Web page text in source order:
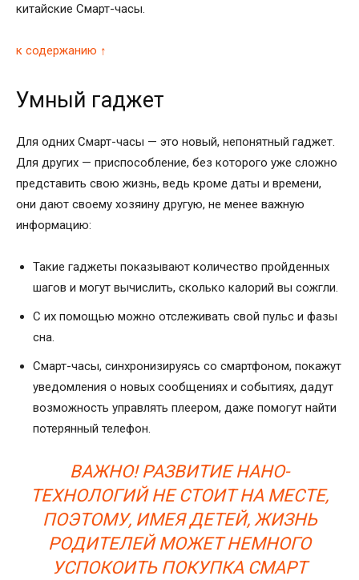
китайские Смарт-часы.
к содержанию ↑
Умный гаджет
Для одних Смарт-часы — это новый, непонятный гаджет.
Для других — приспособление, без которого уже сложно
представить свою жизнь, ведь кроме даты и времени,
они дают своему хозяину другую, не менее важную
информацию:
Такие гаджеты показывают количество пройденных
шагов и могут вычислить, сколько калорий вы сожгли.
С их помощью можно отслеживать свой пульс и фазы
сна.
Смарт-часы, синхронизируясь со смартфоном, покажут
уведомления о новых сообщениях и событиях, дадут
возможность управлять плеером, даже помогут найти
потерянный телефон.
ВАЖНО! РАЗВИТИЕ НАНО-
ТЕХНОЛОГИЙ НЕ СТОИТ НА МЕСТЕ,
ПОЭТОМУ, ИМЕЯ ДЕТЕЙ, ЖИЗНЬ
РОДИТЕЛЕЙ МОЖЕТ НЕМНОГО
УСПОКОИТЬ ПОКУПКА СМАРТ